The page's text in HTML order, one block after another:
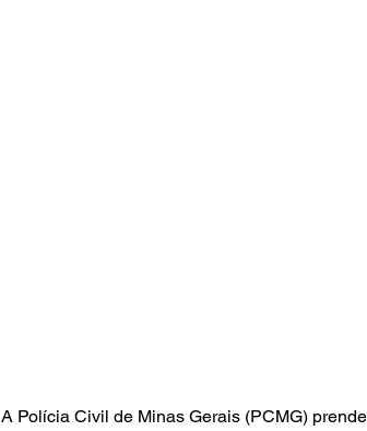
A Polícia Civil de Minas Gerais (PCMG)